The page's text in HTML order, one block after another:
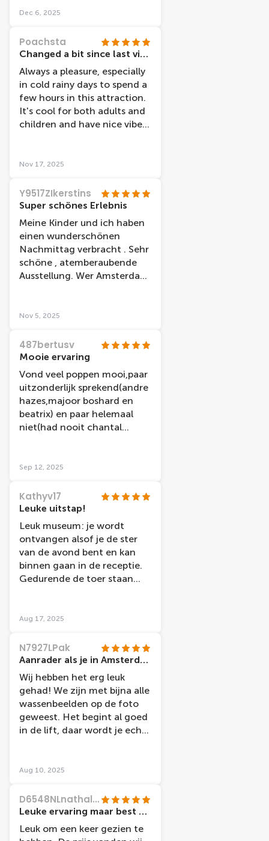
modernised was amazing.
Dec 6, 2025
Poachsta
Changed a bit since last visit but still good
Always a pleasure, especially
in cold rainy days to spend a
few hours in this attraction.
It's cool for both adults and
children and have nice vibes,
We also tried for the first
acting experience and it was
also cool.
Nov 17, 2025
Y9517ZIkerstins
Super schönes Erlebnis
Meine Kinder und ich haben
einen wunderschönen
Nachmittag verbracht . Sehr
schöne , atemberaubende
Ausstellung. Wer Amsterdam
Nov 5, 2025
487bertusv
Mooie ervaring
Vond veel poppen mooi,paar
uitzonderlijk sprekend(andre
hazes,majoor boshard en
beatrix) en paar helemaal
niet(had nooit chantal
paar nl
andre van duin,max v
erstappen en andre rieu
Sep 12, 2025
Kathyv17
Leuke uitstap!
Leuk museum: je wordt
ontvangen alsof je de ster
van de avond bent en kan
binnen gaan in de receptie.
Gedurende de toer staan
functie van de persoon. De
oud, sommigen mogen al
wat gerepareerd worden.
Maar we hadden een super
leuke uitstap, hebben veel
gelachen en vonden het
zeker de moeite waard!
Aug 17, 2025
N7927LPak
Aanrader als je in Amsterdam bent!
Wij hebben het erg leuk
gehad! We zijn met bijna alle
wassenbeelden op de foto
geweest. Het begint al goed
in de lift, daar wordt je echt
ongeveer een uurtje klaar.
bent van alle wassenbeelden
ben je zo bij het einde en
dan denk je huh?!? Is het nu
al afgelopen?!? Dat hadden
Aug 10, 2025
D6548NLnathalies
Leuke ervaring maar best prijzig.
Leuk om een keer gezien te